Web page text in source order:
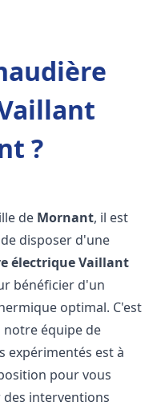
?
de Mornant, il est
disposer d'une
électrique Vaillant
bénéficier d'un
optimal. C'est
équipe de
expérimentés est à
pour vous
interventions